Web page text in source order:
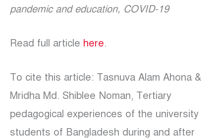
pandemic and education, COVID-19
Read full article here.
To cite this article: Tasnuva Alam Ahona &
Mridha Md. Shiblee Noman, Tertiary
pedagogical experiences of the university
students of Bangladesh during and after